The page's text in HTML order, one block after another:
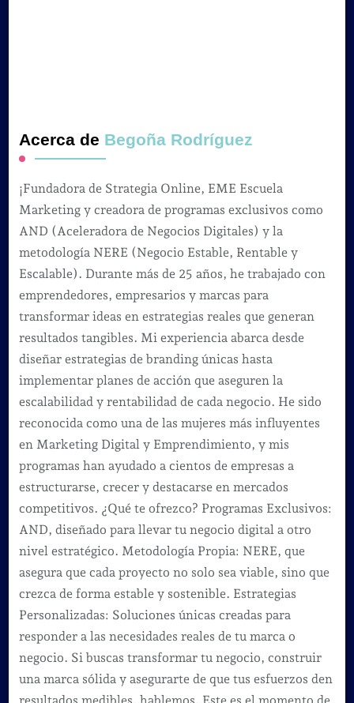
Acerca de Begoña Rodríguez
¡Fundadora de Strategia Online, EME Escuela
Marketing y creadora de programas exclusivos como
AND (Aceleradora de Negocios Digitales) y la
metodología NERE (Negocio Estable, Rentable y
Escalable). Durante más de 25 años, he trabajado con
emprendedores, empresarios y marcas para
transformar ideas en estrategias reales que generan
resultados tangibles. Mi experiencia abarca desde
diseñar estrategias de branding únicas hasta
implementar planes de acción que aseguren la
escalabilidad y rentabilidad de cada negocio. He sido
reconocida como una de las mujeres más influyentes
en Marketing Digital y Emprendimiento, y mis
programas han ayudado a cientos de empresas a
estructurarse, crecer y destacarse en mercados
competitivos. ¿Qué te ofrezco? Programas Exclusivos:
AND, diseñado para llevar tu negocio digital a otro
nivel estratégico. Metodología Propia: NERE, que
asegura que cada proyecto no solo sea viable, sino que
crezca de forma estable y sostenible. Estrategias
Personalizadas: Soluciones únicas creadas para
responder a las necesidades reales de tu marca o
negocio. Si buscas transformar tu negocio, construir
una marca sólida y asegurarte de que tus esfuerzos den